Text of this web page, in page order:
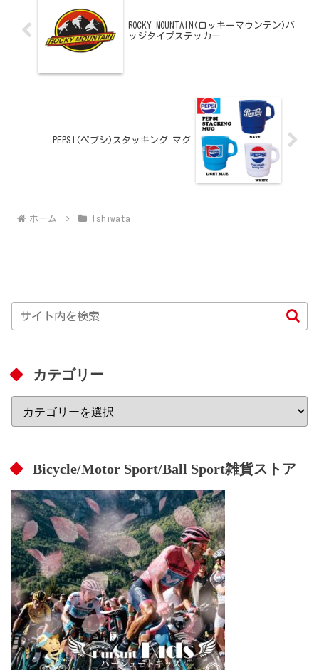
ROCKY MOUNTAIN(ロッキーマウンテン)バ
ッジタイプステッカー
PEPSI(ペプシ)スタッキング マグ
ホーム Ishiwata
カテゴリー
Bicycle/Motor Sport/Ball Sport雑貨ストア